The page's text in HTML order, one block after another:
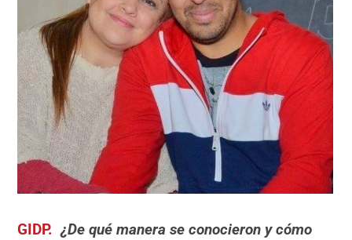
GIDP. ¿De quémanera se conocieron y cómo